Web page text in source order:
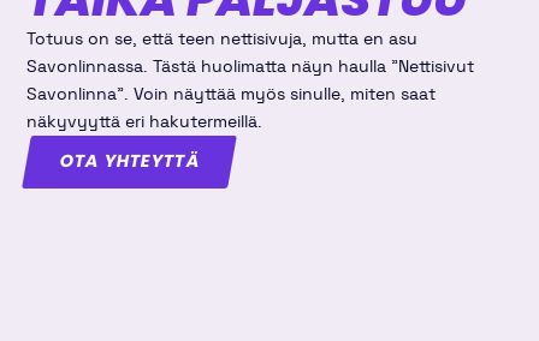
Totuus on se, että teen nettisivuja, mutta en asu
Savonlinnassa. Tästä huolimatta näyn haulla "Nettisivut
Savonlinna". Voin näyttää myös sinulle, miten saat
näkyvyyttä eri hakutermeillä.
OTA YHTEYTTÄ